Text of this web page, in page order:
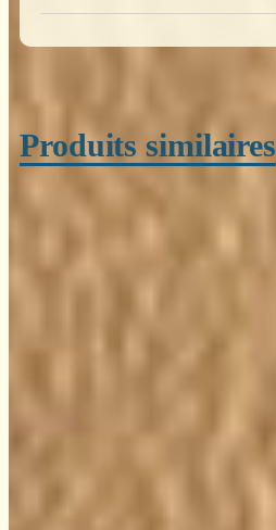
Produits similaires